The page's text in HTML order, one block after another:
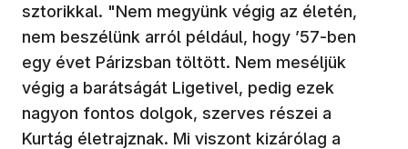
sztorikkal. "Nem megyünk végig az életén,
nem beszélünk arról például, hogy ’57-ben
egy évet Párizsban töltött. Nem meséljük
végig a barátságát Ligetivel, pedig ezek
nagyon fontos dolgok, szerves részei a
Kurtág életrajznak. Mi viszont kizárólag a